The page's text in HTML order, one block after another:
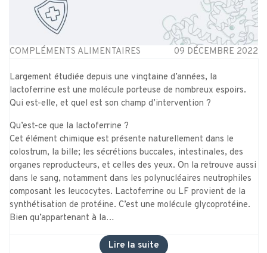
COMPLÉMENTS ALIMENTAIRES 09 DÉCEMBRE 2022
Largement étudiée depuis une vingtaine d’années, la
lactoferrine est une molécule porteuse de nombreux espoirs.
Qui est-elle, et quel est son champ d’intervention ?
Qu’est-ce que la lactoferrine ?
Cet élément chimique est présente naturellement dans le
colostrum, la bille; les sécrétions buccales, intestinales, des
organes reproducteurs, et celles des yeux. On la retrouve aussi
dans le sang, notamment dans les polynucléaires neutrophiles
composant les leucocytes. Lactoferrine ou LF provient de la
synthétisation de protéine. C’est une molécule glycoprotéine.
Bien qu’appartenant à la…
Lire la suite